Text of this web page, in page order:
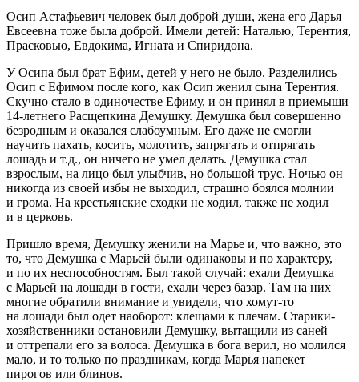
Осип Астафьевич человек был доброй души, жена его Дарья
Евсеевна тоже была доброй. Имели детей: Наталью, Терентия,
Прасковью, Евдокима, Игната и Спиридона.
У Осипа был брат Ефим, детей у него не было. Разделились
Осип с Ефимом после кого, как Осип женил сына Терентия.
Скучно стало в одиночестве Ефиму, и он принял в приемыши
14-летнего Расщепкина Демушку. Демушка был совершенно
безродным и оказался слабоумным. Его даже не смогли
научить пахать, косить, молотить, запрягать и отпрягать
лошадь и т.д., он ничего не умел делать. Демушка стал
взрослым, на лицо был улыбчив, но большой трус. Ночью он
никогда из своей избы не выходил, страшно боялся молнии
и грома. На крестьянские сходки не ходил, также не ходил
и в церковь.
Пришло время, Демушку женили на Марье и, что важно, это
то, что Демушка с Марьей были одинаковы и по характеру,
и по их неспособностям. Был такой случай: ехали Демушка
с Марьей на лошади в гости, ехали через базар. Там на них
многие обратили внимание и увидели, что хомут-то
на лошади был одет наоборот: клещами к плечам. Старики-
хозяйственники остановили Демушку, вытащили из саней
и оттрепали его за волоса. Демушка в бога верил, но молился
мало, и то только по праздникам, когда Марья напекет
пирогов или блинов.